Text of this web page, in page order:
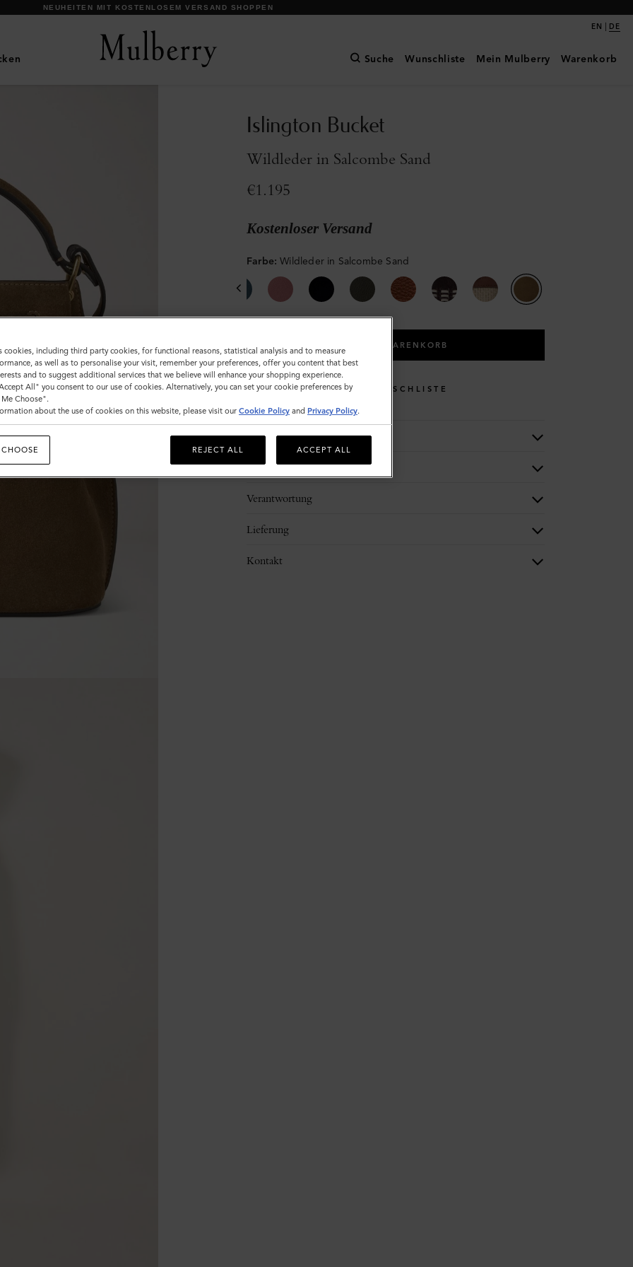
UNSERE IKONEN ENTDECKEN
EN | DE
Suche Wunschliste Mein Mulberry Warenkorb
Islington Bucket
Wildleder in Salcombe Sand
€1.195
Kostenloser Versand
Farbe: Wildleder in Salcombe Sand
IN DEN WARENKORB
WUNSCHLISTE
Beschreibung
Details
Verantwortung
Lieferung
Kontakt
cookies, including third party cookies, for functional reasons, statistical analysis and to measure
as well as to personalise your visit, remember your preferences, offer you content that best
and to suggest additional services that we believe will enhance your shopping experience.
All" you consent to our use of cookies. Alternatively, you can set your cookie preferences by
Choose".
about the use of cookies on this website, please visit our Cookie Policy and Privacy Policy.
REJECT ALL ACCEPT ALL